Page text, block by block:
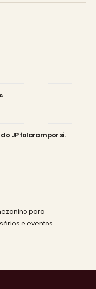
JP falaram por si.
para
e eventos